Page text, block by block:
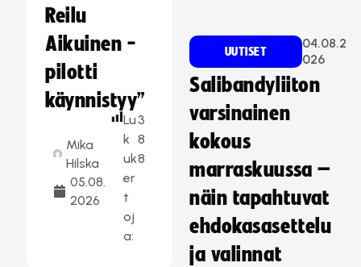
Reilu
Aikuinen -
pilotti
käynnistyy”
Mika
Hilska
05.08.
2026
Lu
k
uk
er
t
oj
a:
3
8
8
UUTISET
04.08.2
026
Salibandyliiton
varsinainen
kokous
marraskuussa –
näin tapahtuvat
ehdokasasettelu
ja valinnat